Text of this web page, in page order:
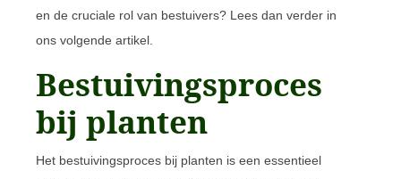
en de cruciale rol van bestuivers? Lees dan verder in
ons volgende artikel.
Bestuivingsproces
bij planten
Het bestuivingsproces bij planten is een essentieel